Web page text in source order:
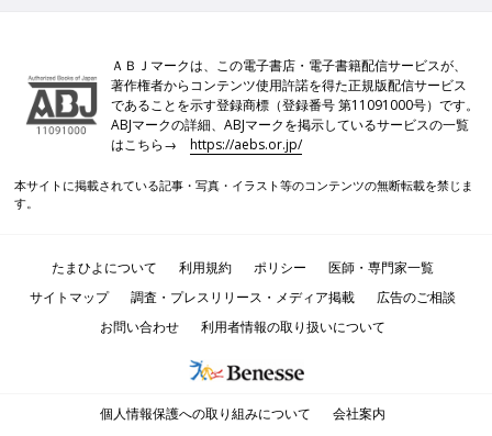
ＡＢＪマークは、この電子書店・電子書籍配信サービスが、
著作権者からコンテンツ使用許諾を得た正規版配信サービス
であることを示す登録商標（登録番号 第11091000号）です。
ABJマークの詳細、ABJマークを掲示しているサービスの一覧
はこちら→https://aebs.or.jp/
本サイトに掲載されている記事・写真・イラスト等のコンテンツの無断転載を禁じま
す。
たまひよについて 利用規約 ポリシー
医師・専門家一覧
サイトマップ
調査・プレスリリース・メディア掲載
広告のご相談
お問い合わせ
利用者情報の取り扱いについて
個人情報保護への取り組みについて 会社案内